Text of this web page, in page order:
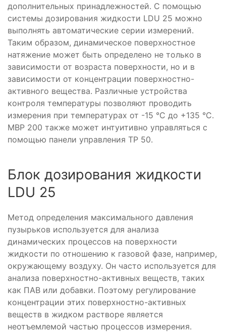
дополнительных принадлежностей. С помощью
системы дозирования жидкости LDU 25 можно
выполнять автоматические серии измерений.
Таким образом, динамическое поверхностное
натяжение может быть определено не только в
зависимости от возраста поверхности, но и в
зависимости от концентрации поверхностно-
активного вещества. Различные устройства
контроля температуры позволяют проводить
измерения при температурах от -15 °C до +135 °C.
MBP 200 также может интуитивно управляться с
помощью панели управления TP 50.
Блок дозирования жидкости
LDU 25
Метод определения максимального давления
пузырьков используется для анализа
динамических процессов на поверхности
жидкости по отношению к газовой фазе, например,
окружающему воздуху. Он часто используется для
анализа поверхностно-активных веществ, таких
как ПАВ или добавки. Поэтому регулирование
концентрации этих поверхностно-активных
веществ в жидком растворе является
неотъемлемой частью процессов измерения.